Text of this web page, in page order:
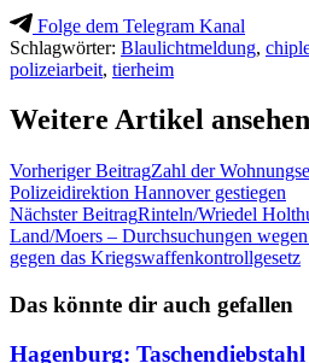
Folge dem Telegram Kanal
Schlagwörter: Blaulichtmeldung,
polizeiarbeit, tierheim
Weitere Artikel ansehen
Vorheriger BeitragZahl der
Polizeidirektion Hannover gestiegen
Nächster BeitragRinteln/Wriedel
Land/Moers – Durchsuchungen wegen
gegen das Kriegswaffenkontrollgesetz
Das könnte dir auch gefallen
Hagenburg: Taschendiebstahl